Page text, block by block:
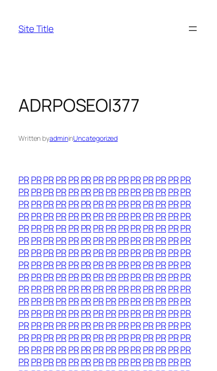
content
Site Title
ADRPOSEOI377
Written byadmininUncategorized
PRPRPRPRPR PRPRPRPRPRPRPR PRPR
PRPRPRPRPR PRPRPRPRPRPRPR PRPR
PRPRPRPRPR PRPRPRPRPRPRPR PRPR
PRPRPRPRPR PRPRPRPRPRPRPR PRPR
PRPRPRPRPR PRPRPRPRPRPRPR PRPR
PRPRPRPRPR PRPRPRPRPRPRPR PRPR
PRPRPRPRPR PRPRPRPRPRPRPR PRPR
PRPRPRPRPR PRPRPRPRPRPRPR PRPR
PRPRPRPRPR PRPRPRPRPRPRPR PRPR
PRPRPRPRPR PRPRPRPRPRPRPR PRPR
PRPRPRPRPR PRPRPRPRPRPRPR PRPR
PRPRPRPRPR PRPRPRPRPRPRPR PRPR
PRPRPRPRPR PRPRPRPRPRPRPR PRPR
PRPRPRPRPR PRPRPRPRPRPRPR PRPR
PRPRPRPRPR PRPRPRPRPRPRPR PRPR
PRPRPRPRPR PRPRPRPRPRPRPR PRPR